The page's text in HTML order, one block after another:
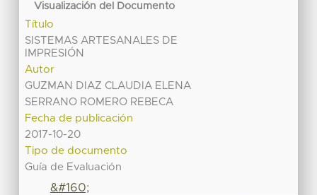
Visualización del Documento
Título
SISTEMAS ARTESANALES DE
IMPRESIÓN
Autor
GUZMAN DIAZ CLAUDIA ELENA
SERRANO ROMERO REBECA
Fecha de publicación
2017-10-20
Tipo de documento
Guía de Evaluación
&#160;